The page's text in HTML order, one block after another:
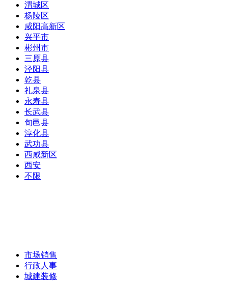
渭城区
杨陵区
咸阳高新区
兴平市
彬州市
三原县
泾阳县
乾县
礼泉县
永寿县
长武县
旬邑县
淳化县
武功县
西咸新区
西安
不限
市场销售
行政人事
城建装修